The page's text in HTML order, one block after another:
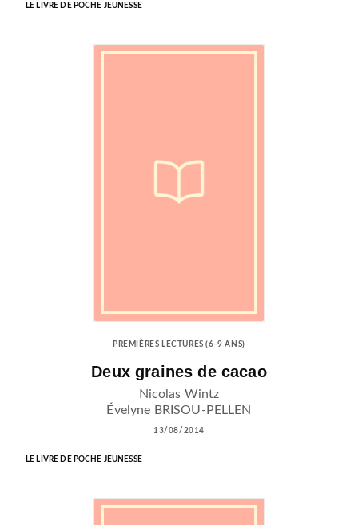
LE LIVRE DE POCHE JEUNESSE
PREMIÈRES LECTURES (6-9 ANS)
Deux graines de cacao
Nicolas Wintz
Évelyne BRISOU-PELLEN
13/08/2014
LE LIVRE DE POCHE JEUNESSE